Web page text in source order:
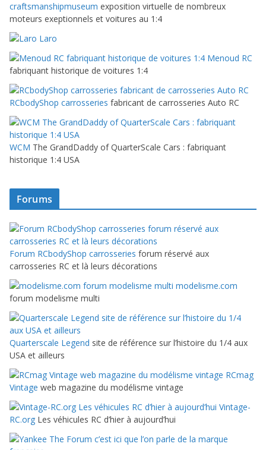
craftsmanshipmuseum exposition virtuelle de nombreux
moteurs exeptionnels et voitures au 1:4
Laro
Menoud RC
fabriquant historique de voitures 1:4
RCbodyShop carrosseries fabricant de carrosseries Auto RC
WCM The GrandDaddy of QuarterScale Cars : fabriquant
historique 1:4 USA
Forums
Forum RCbodyShop carrosseries forum réservé aux
carrosseries RC et là leurs décorations
modelisme.com
forum modelisme multi
Quarterscale Legend site de référence sur l’histoire du 1/4 aux
USA et ailleurs
RCmag
Vintage web magazine du modélisme vintage
Vintage-
RC.org Les véhicules RC d’hier à aujourd’hui